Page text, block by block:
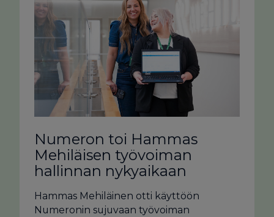
Numeron toi Hammas
Mehiläisen työvoiman
hallinnan nykyaikaan
Hammas Mehiläinen otti käyttöön
Numeronin sujuvaan työvoiman